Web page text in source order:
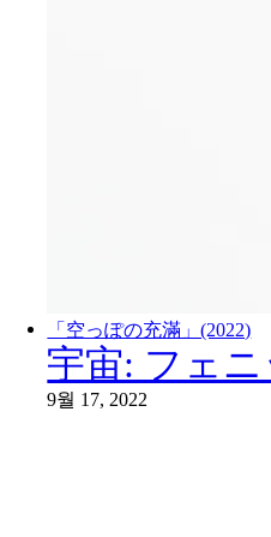
「空っぽの充滿」(2022)
宇宙: フェニ
9월 17, 2022